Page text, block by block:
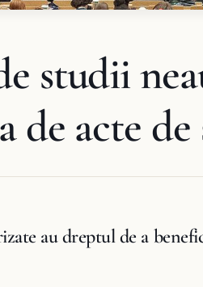
studii
de acte
au dreptul de a